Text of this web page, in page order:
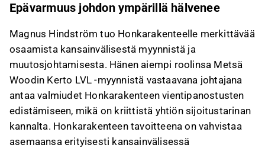
Epävarmuus johdon ympärillä hälvenee
Magnus Hindström tuo Honkarakenteelle merkittävää
osaamista kansainvälisestä myynnistä ja
muutosjohtamisesta. Hänen aiempi roolinsa Metsä
Woodin Kerto LVL -myynnistä vastaavana johtajana
antaa valmiudet Honkarakenteen vientipanostusten
edistämiseen, mikä on kriittistä yhtiön sijoitustarinan
kannalta. Honkarakenteen tavoitteena on vahvistaa
asemaansa erityisesti kansainvälisessä